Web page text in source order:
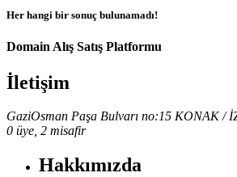
Her hangi bir sonuç bulunamadı!
Domain Alış Satış Platformu
İletişim
GaziOsman Paşa Bulvarı no:15 KONAK /
0 üye, 2 misafir
Hakkımızda